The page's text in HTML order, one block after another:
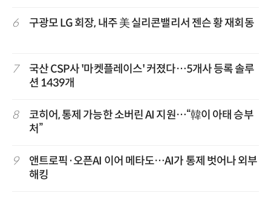
6 구광모 LG 회장, 내주 美 실리콘밸리서 젠슨 황 재회동
7
국산 CSP사 '마켓플레이스' 커졌다…5개사 등록 솔루
션 1439개
8
코히어, 통제 가능한 소버린 AI 지원…“韓이 아태 승부
처”
9
앤트로픽·오픈AI 이어 메타도…AI가 통제 벗어나 외부
해킹